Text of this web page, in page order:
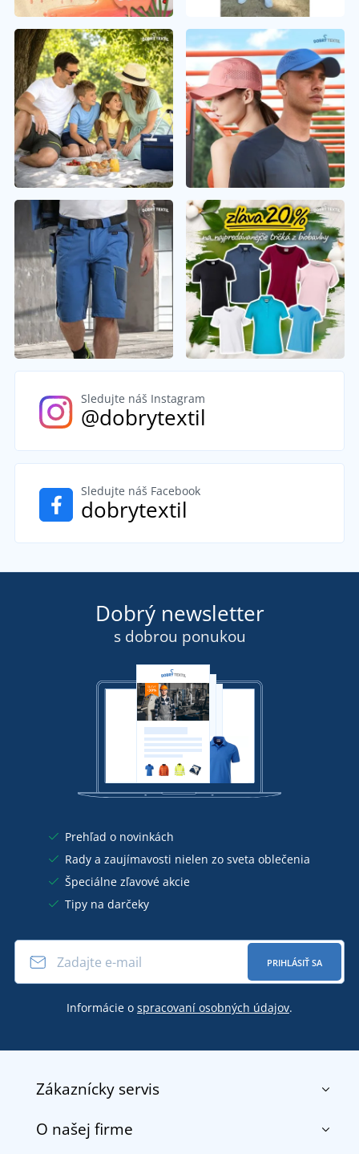
Sledujte náš Instagram
@dobrytextil
Sledujte náš Facebook
dobrytextil
Dobrý newsletter
s dobrou ponukou
Prehľad o novinkách
Rady a zaujímavosti nielen zo sveta oblečenia
Špeciálne zľavové akcie
Tipy na darčeky
PRIHLÁSIŤ SA
Informácie o spracovaní osobných údajov.
Zákaznícky servis
Kontakt
O našej firme